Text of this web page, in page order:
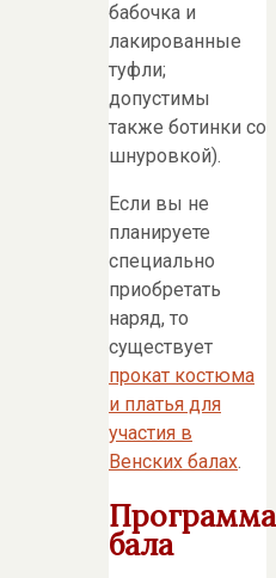
бабочка и
лакированные
туфли;
допустимы
также ботинки со
шнуровкой).
Если вы не
планируете
специально
приобретать
наряд, то
существует
прокат костюма
и платья для
участия в
Венских балах.
Программа
бала